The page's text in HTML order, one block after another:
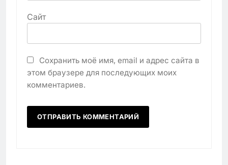
Сайт
Сохранить моё имя, email и адрес сайта в
этом браузере для последующих моих
комментариев.